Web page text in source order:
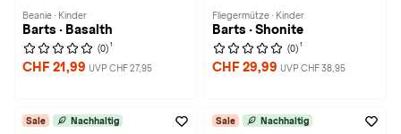
Beanie · Kinder
Barts · Basalth
(0) 1
CHF 21,99 UVP CHF 27,95
Fliegermütze · Kinder
Barts · Shonite
(0) 1
CHF 29,99 UVP CHF 38,95
Sale Nachhaltig Sale Nachhaltig